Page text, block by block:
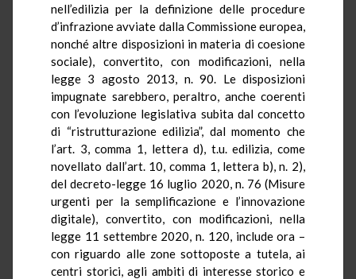
nell’edilizia per la definizione delle procedure
d’infrazione avviate dalla Commissione europea,
nonché altre disposizioni in materia di coesione
sociale), convertito, con modificazioni, nella
legge 3 agosto 2013, n. 90. Le disposizioni
impugnate sarebbero, peraltro, anche coerenti
con l’evoluzione legislativa subita dal concetto
di “ristrutturazione edilizia”, dal momento che
l’art. 3, comma 1, lettera d), t.u. edilizia, come
novellato dall’art. 10, comma 1, lettera b), n. 2),
del decreto-legge 16 luglio 2020, n. 76 (Misure
urgenti per la semplificazione e l’innovazione
digitale), convertito, con modificazioni, nella
legge 11 settembre 2020, n. 120, include ora –
con riguardo alle zone sottoposte a tutela, ai
centri storici, agli ambiti di interesse storico e